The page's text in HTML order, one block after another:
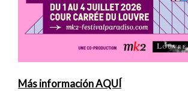
Más información AQUÍ